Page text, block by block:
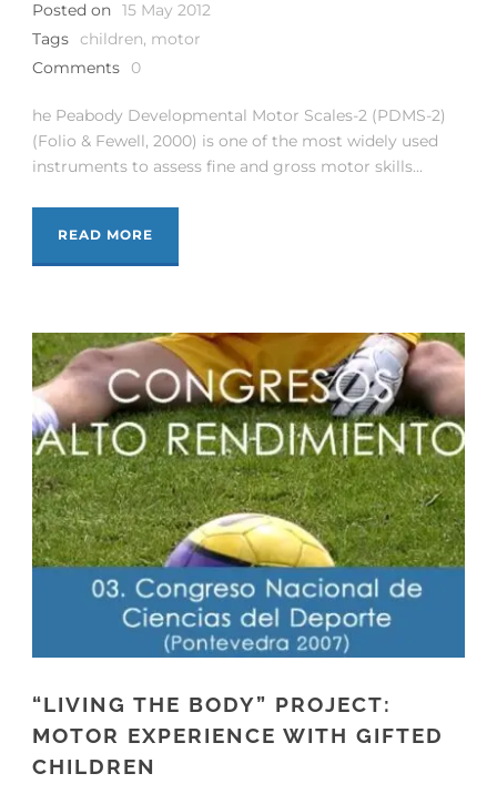
Posted on 15 May 2012
Tags children, motor
Comments
0
he Peabody Developmental Motor Scales-2 (PDMS-2)
(Folio & Fewell, 2000) is one of the most widely used
instruments to assess fine and gross motor skills...
READ MORE
“LIVING THE BODY” PROJECT:
MOTOR EXPERIENCE WITH GIFTED
CHILDREN